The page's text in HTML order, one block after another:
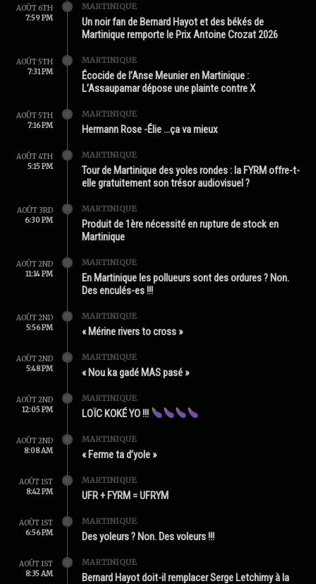
AOÛT 6TH
7:59 PM
MARTINIQUE
Un noir fan de Bernard Hayot et des békés de
Martinique remporte le Prix Antoine Crozat 2026
AOÛT 5TH
7:31 PM
MARTINIQUE
Écocide de l’Anse Meunier en Martinique :
L’Assaupamar dépose une plainte contre X
AOÛT 5TH
7:16 PM
MARTINIQUE
Hermann Rose -Élie …ça va mieux
AOÛT 4TH
5:15 PM
MARTINIQUE
Tour de Martinique des yoles rondes : la FYRM offre-t-
elle gratuitement son trésor audiovisuel ?
AOÛT 3RD
6:30 PM
MARTINIQUE
Produit de 1ère nécessité en rupture de stock en
Martinique
AOÛT 2ND
11:14 PM
MARTINIQUE
En Martinique les pollueurs sont des ordures ? Non.
Des enculés-es !!!
AOÛT 2ND
5:56 PM
MARTINIQUE
« Mérine rivers to cross »
AOÛT 2ND
5:48 PM
MARTINIQUE
« Nou ka gadé MAS pasé »
AOÛT 2ND
12:05 PM
MARTINIQUE
LOÏC KOKÉ YO !!!
AOÛT 2ND
8:08 AM
MARTINIQUE
« Ferme ta d’yole »
AOÛT 1ST
8:42 PM
MARTINIQUE
UFR + FYRM = UFRYM
AOÛT 1ST
6:56 PM
MARTINIQUE
Des yoleurs ? Non. Des voleurs !!!
AOÛT 1ST
8:35 AM
MARTINIQUE
Bernard Hayot doit-il remplacer Serge Letchimy à la